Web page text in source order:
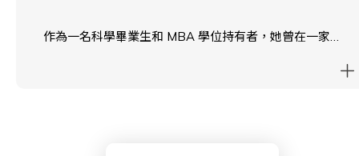
作為一名科學畢業生和 MBA 學位持有者，她曾在一家廣